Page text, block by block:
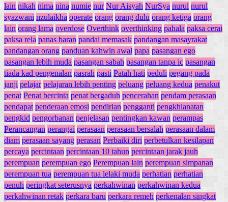
lain nikah nima nina numie nur Nur Aisyah NurSya nurul nurul
syazwani nzulaikha operate orang orang dulu orang ketiga orang
lain orang lama overdose Overthink overthinking pahala paksa cerai
paksa rela panas baran pandai memasak pandangan masayrakat
pandangan orang panduan kahwin awal papa pasangan ego
pasangan lebih muda pasangan sabah pasangan tanpa ic pasangan
tiada kad pengenalan pasrah pasti Patah hati peduli pegang pada
janji pelajar pelajaran lebih penting peluang peluang kedua penakut
penat Penat bercinta penat bergaduh pencerahan pendam perasaan
pendapat penderaan emosi pendirian pengganti pengkhianatan
pengkid pengorbanan penjelasan pentingkan kawan perampas
Perancangan perangai perasaan perasaan bersalah perasaan dalam
diam perasaan sayang perasan Perbaiki diri perbetulkan kesilapan
percaya percintaan percintaan 10 tahun percintaan jarak jauh
perempuan perempuan ego Perempuan lain perempuan simpanan
perempuan tua perempuan tua lelaki muda perhatian perhatian
penuh peringkat seterusnya perkahwinan perkahwinan kedua
perkahwinan retak perkara baru perkara remeh perkenalan singkat